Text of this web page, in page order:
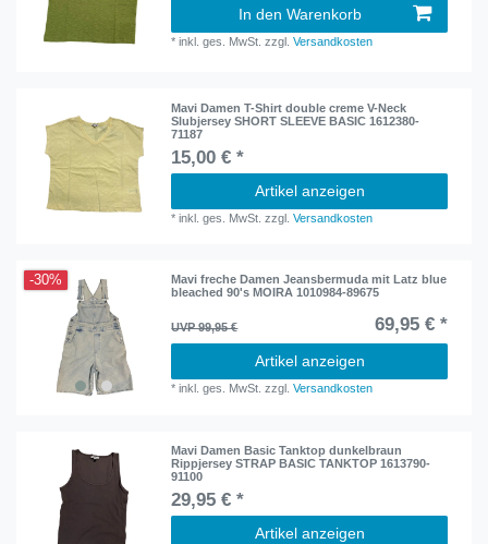
In den Warenkorb
*inkl. ges. MwSt. zzgl.Versandkosten
Mavi Damen T-Shirt double creme V-Neck
Slubjersey SHORT SLEEVE BASIC 1612380-
71187
15,00 € *
Artikel anzeigen
*inkl. ges. MwSt. zzgl.Versandkosten
-30%
Mavi freche Damen Jeansbermuda mit Latz blue
bleached 90's MOIRA 1010984-89675
UVP 99,95 € 69,95 € *
Artikel anzeigen
*inkl. ges. MwSt. zzgl.Versandkosten
Mavi Damen Basic Tanktop dunkelbraun
Rippjersey STRAP BASIC TANKTOP 1613790-
91100
29,95 € *
Artikel anzeigen